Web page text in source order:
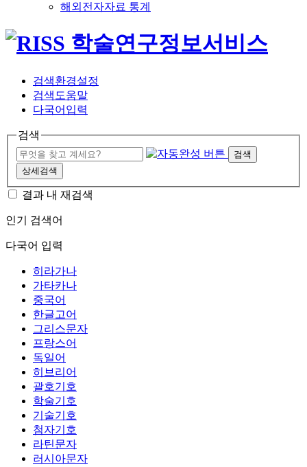
해외전자자료 통계
검색환경설정
검색도움말
다국어입력
검색
검색
상세검색
결과 내 재검색
인기 검색어
다국어 입력
히라가나
가타카나
중국어
한글고어
그리스문자
프랑스어
독일어
히브리어
괄호기호
학술기호
기술기호
첨자기호
라틴문자
러시아문자